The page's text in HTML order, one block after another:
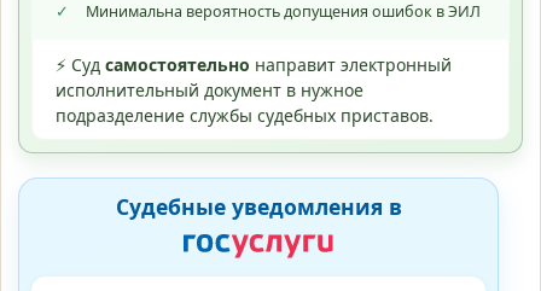
✓
Минимальна вероятность допущения ошибок в ЭИЛ
⚡ Суд самостоятельно направит электронный
исполнительный документ в нужное
подразделение службы судебных приставов.
Судебные уведомления в